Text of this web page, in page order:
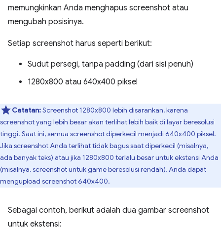
memungkinkan Anda menghapus screenshot atau
mengubah posisinya.
Setiap screenshot harus seperti berikut:
Sudut persegi, tanpa padding (dari sisi penuh)
1280x800 atau 640x400 piksel
Catatan:Screenshot 1280x800 lebih disarankan, karena
screenshot yang lebih besar akan terlihat lebih baik di layar beresolusi
tinggi. Saat ini, semua screenshot diperkecil menjadi 640x400 piksel.
Jika screenshot Anda terlihat tidak bagus saat diperkecil (misalnya,
ada banyak teks) atau jika 1280x800 terlalu besar untuk ekstensi Anda
(misalnya, screenshot untuk game beresolusi rendah), Anda dapat
mengupload screenshot 640x400.
Sebagai contoh, berikut adalah dua gambar screenshot
untuk ekstensi: